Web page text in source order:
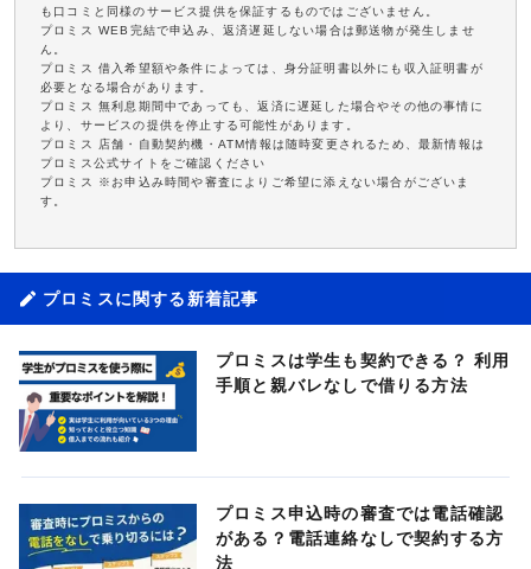
も口コミと同様のサービス提供を保証するものではございません。
プロミス WEB完結で申込み、返済遅延しない場合は郵送物が発生しませ
ん。
プロミス 借入希望額や条件によっては、身分証明書以外にも収入証明書が
必要となる場合があります。
プロミス 無利息期間中であっても、返済に遅延した場合やその他の事情に
より、サービスの提供を停止する可能性があります。
プロミス 店舗・自動契約機・ATM情報は随時変更されるため、最新情報は
プロミス公式サイトをご確認ください
プロミス ※お申込み時間や審査によりご希望に添えない場合がございま
す。
プロミスに関する新着記事
プロミスは学生も契約できる？ 利用
手順と親バレなしで借りる方法
プロミス申込時の審査では電話確認
がある？電話連絡なしで契約する方
法